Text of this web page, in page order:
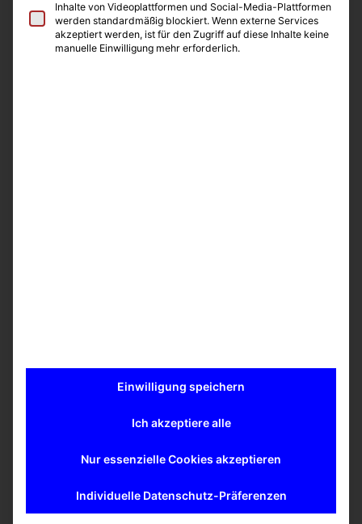
Mehr erfahren
Ähnliche Produkte
Inhalte von Videoplattformen und Social-Media-Plattformen
werden standardmäßig blockiert. Wenn externe Services
akzeptiert werden, ist für den Zugriff auf diese Inhalte keine
manuelle Einwilligung mehr erforderlich.
Einwilligung speichern
Ich akzeptiere alle
Nur essenzielle Cookies akzeptieren
Individuelle Datenschutz-Präferenzen